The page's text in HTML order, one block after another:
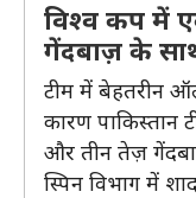
विश्व कप में
गेंदबाज़ के
टीम में बेहतरीन
कारण पाकिस्तान
और तीन तेज़
स्पिन विभाग में